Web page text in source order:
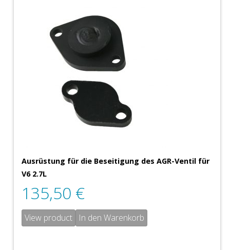
Ausrüstung für die Beseitigung des AGR-Ventil für
V6 2.7L
135,50 €
View product In den Warenkorb